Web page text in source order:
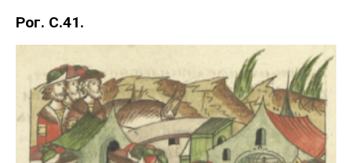
Рог. С.41.